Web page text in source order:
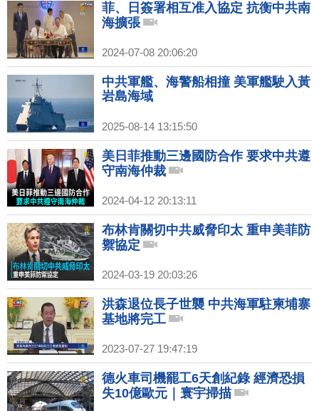
菲、日簽署相互准入協定 抗衡中共南
海擴張
2024-07-08 20:06:20
中共軍艦、海警船相撞 美軍艦駛入黃
岩島海域
2025-08-14 13:15:50
美日菲推動三邊國防合作 要求中共遵
守南海仲裁
2024-04-12 20:13:11
布林肯關切中共威脅印太 重申美菲防
禦協定
2024-03-19 20:03:26
洪森退位長子世襲 中共海軍駐柬埔寨
基地將完工
2023-07-27 19:47:19
德火車司機罷工6天創紀錄 經濟恐損
失10億歐元｜寰宇掃描